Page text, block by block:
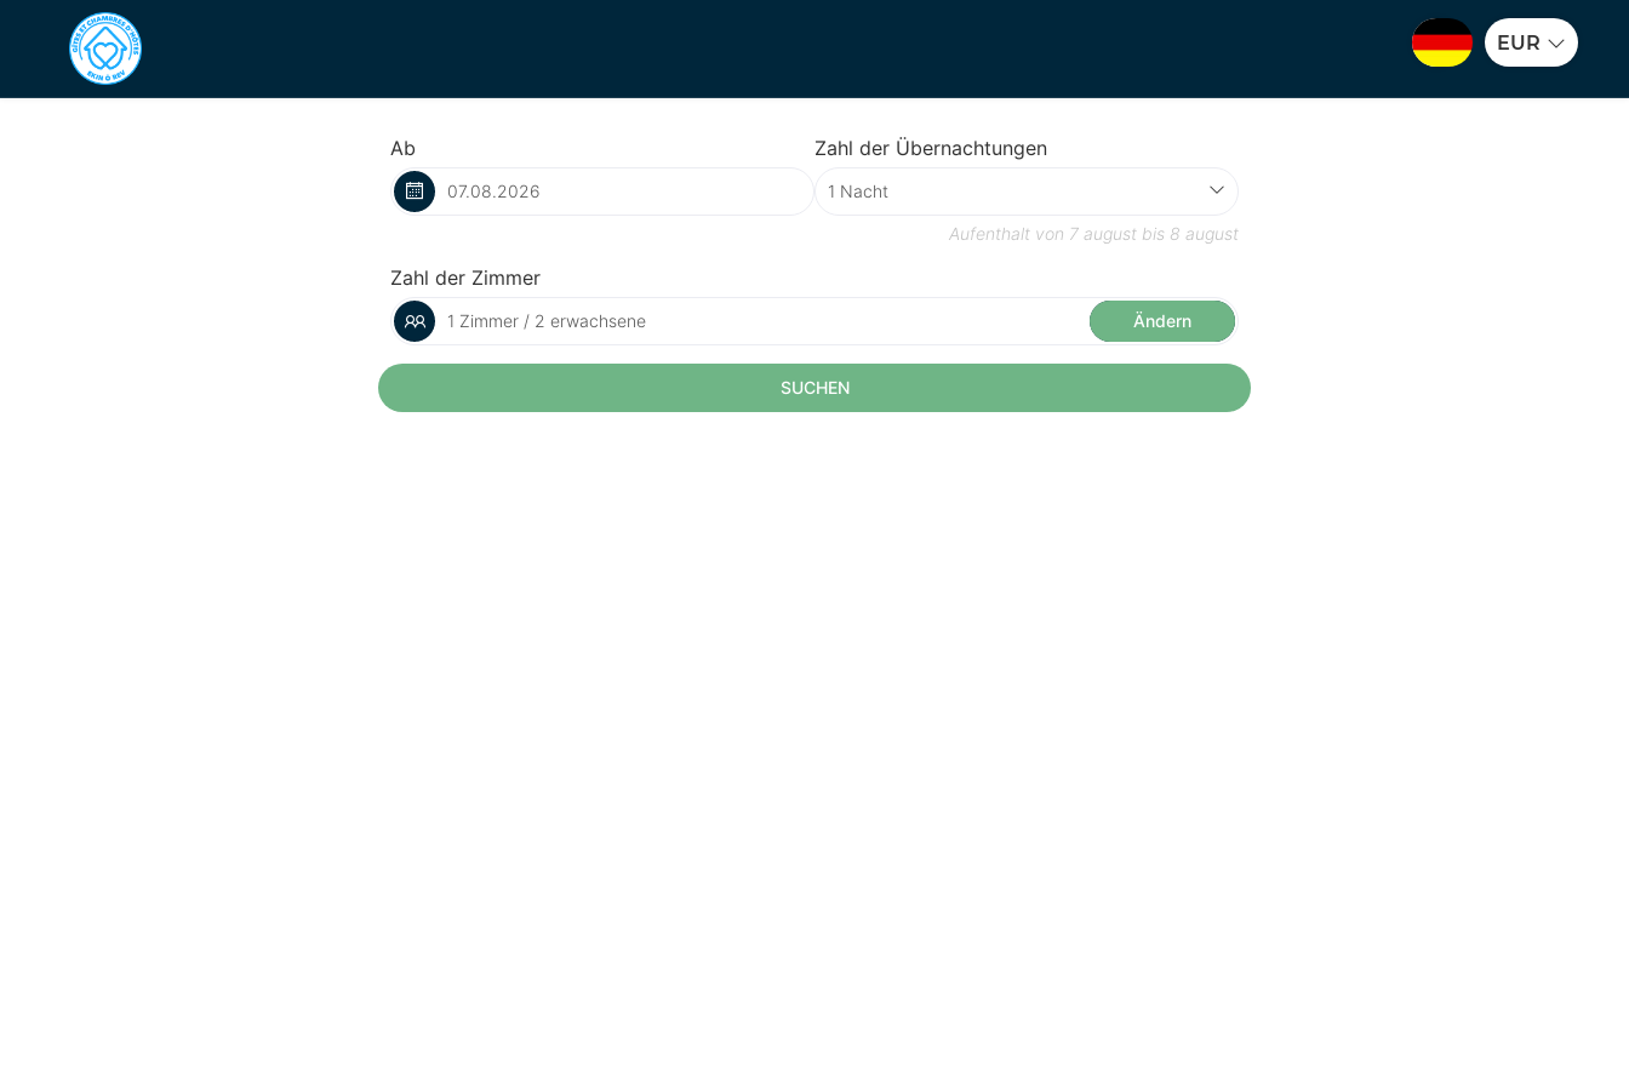
EUR
Ab Zahl der Übernachtungen
Aufenthalt von 7 august bis 8 august
Zahl der Zimmer
1 Zimmer / 2 erwachsene Ändern